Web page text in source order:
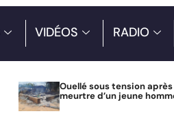
VIDÉOS RADIO
Ouellé sous tension après
meurtre d’un jeune